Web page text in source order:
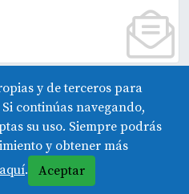
Edes
de datos
y de terceros para
continúas navegando,
su uso. Siempre podrás
y obtener más
aquí. Aceptar